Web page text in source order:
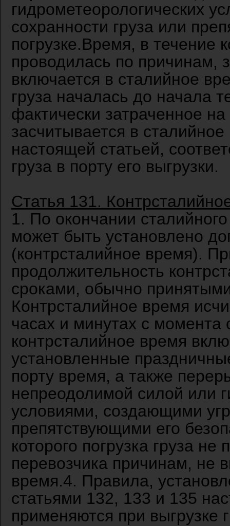
гидрометеорологических
сохранности груза или
погрузке.Время, в течение
проводилась по причинам,
включается в сталийное
груза началась до начала
фактически затраченное на
засчитывается в
настоящей статьей,
груза в порту его выгрузки.
Статья 131.
1. По окончании
может быть установлено
(контрсталийное время).
продолжительность
сроками, обычно
Контрсталийное время
часах и минутах с момента
контрсталийное время
установленные
порту время, а также
непреодолимой силой или
условиями, создающими
препятствующими его
которого погрузка груза
перевозчика причинам, не
время.4. Правила,
статьями 132, 133 и 135
применяются при выгрузке